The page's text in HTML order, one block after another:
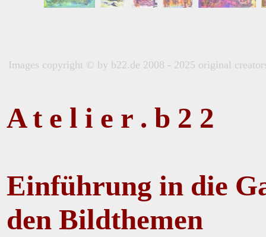
Images copyright © by b22.de 2008 - 2025 original
A t e l i e r . b 2 2
Einführung in die
den Bildthemen